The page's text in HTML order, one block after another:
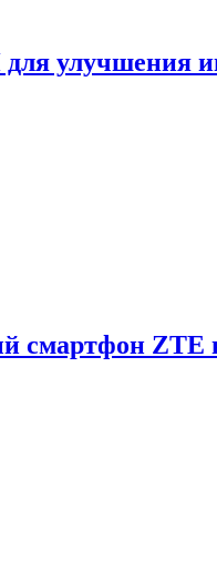
улучшения
ZTE